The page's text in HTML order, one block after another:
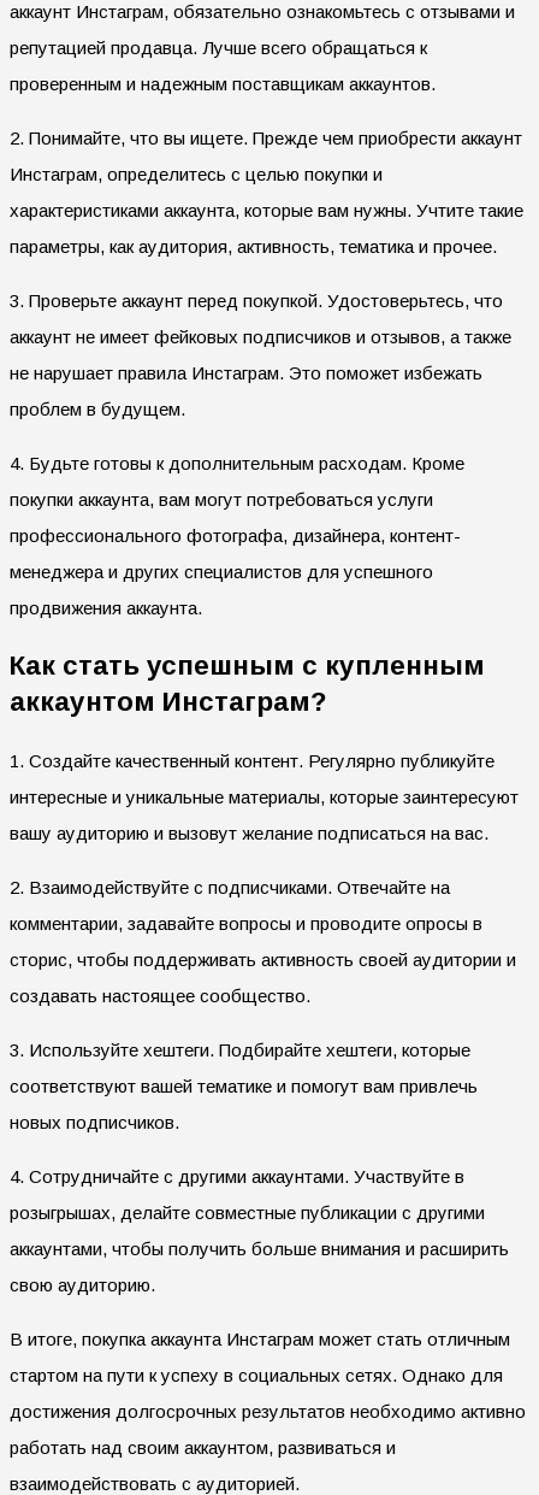
аккаунт Инстаграм, обязательно ознакомьтесь с отзывами и
репутацией продавца. Лучше всего обращаться к
проверенным и надежным поставщикам аккаунтов.
2. Понимайте, что вы ищете. Прежде чем приобрести аккаунт
Инстаграм, определитесь с целью покупки и
характеристиками аккаунта, которые вам нужны. Учтите такие
параметры, как аудитория, активность, тематика и прочее.
3. Проверьте аккаунт перед покупкой. Удостоверьтесь, что
аккаунт не имеет фейковых подписчиков и отзывов, а также
не нарушает правила Инстаграм. Это поможет избежать
проблем в будущем.
4. Будьте готовы к дополнительным расходам. Кроме
покупки аккаунта, вам могут потребоваться услуги
профессионального фотографа, дизайнера, контент-
менеджера и других специалистов для успешного
продвижения аккаунта.
Как стать успешным с купленным
аккаунтом Инстаграм?
1. Создайте качественный контент. Регулярно публикуйте
интересные и уникальные материалы, которые заинтересуют
вашу аудиторию и вызовут желание подписаться на вас.
2. Взаимодействуйте с подписчиками. Отвечайте на
комментарии, задавайте вопросы и проводите опросы в
сторис, чтобы поддерживать активность своей аудитории и
создавать настоящее сообщество.
3. Используйте хештеги. Подбирайте хештеги, которые
соответствуют вашей тематике и помогут вам привлечь
новых подписчиков.
4. Сотрудничайте с другими аккаунтами. Участвуйте в
розыгрышах, делайте совместные публикации с другими
аккаунтами, чтобы получить больше внимания и расширить
свою аудиторию.
В итоге, покупка аккаунта Инстаграм может стать отличным
стартом на пути к успеху в социальных сетях. Однако для
достижения долгосрочных результатов необходимо активно
работать над своим аккаунтом, развиваться и
взаимодействовать с аудиторией.